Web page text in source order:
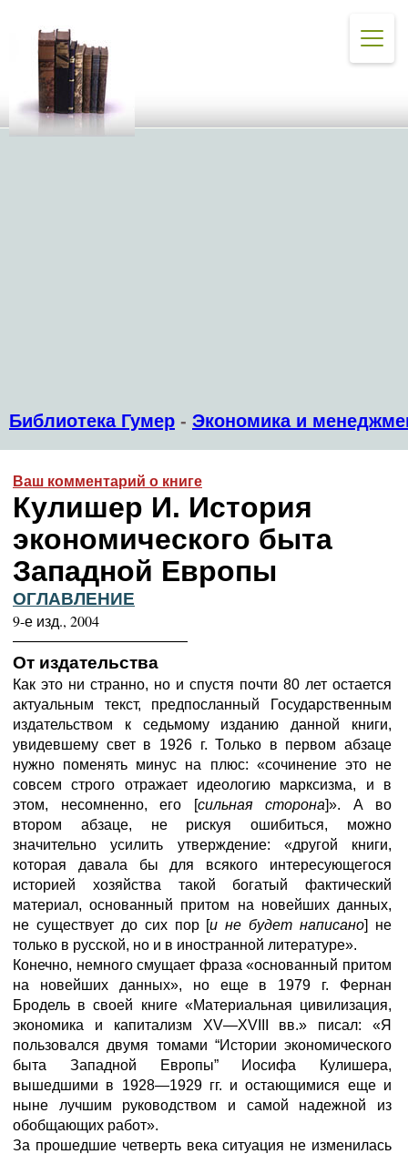
Библиотека Гумер - Экономика и
Ваш комментарий о книге
Кулишер И. История
экономического быта
Западной Европы
ОГЛАВЛЕНИЕ
9-е изд., 2004
————————————
От издательства
Как это ни странно, но и спустя почти 80 лет остается
актуальным текст, предпосланный Государственным
издательством к седьмому изданию данной книги,
увидевшему свет в 1926 г. Только в первом абзаце
нужно поменять минус на плюс: «сочинение это не
совсем строго отражает идеологию марксизма, и в
этом, несомненно, его [сильная сторона]». А во
втором абзаце, не рискуя ошибиться, можно
значительно усилить утверждение: «другой книги,
которая давала бы для всякого интересующегося
историей хозяйства такой богатый фактический
материал, основанный притом на новейших данных,
не существует до сих пор [и не будет написано] не
только в русской, но и в иностранной литературе».
Конечно, немного смущает фраза «основанный притом
на новейших данных», но еще в 1979 г. Фернан
Бродель в своей книге «Материальная цивилизация,
экономика и капитализм XV—XVIII вв.» писал: «Я
пользовался двумя томами “Истории экономического
быта Западной Европы” Иосифа Кулишера,
вышедшими в 1928—1929 гг. и остающимися еще и
ныне лучшим руководством и самой надежной из
обобщающих работ».
За прошедшие четверть века ситуация не изменилась